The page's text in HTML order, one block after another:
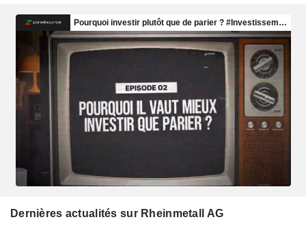
Dernières actualités sur Rheinmetall AG